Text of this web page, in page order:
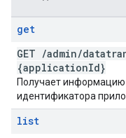
get
GET /admin/
{applicationId}
Получает
идентификатора
list